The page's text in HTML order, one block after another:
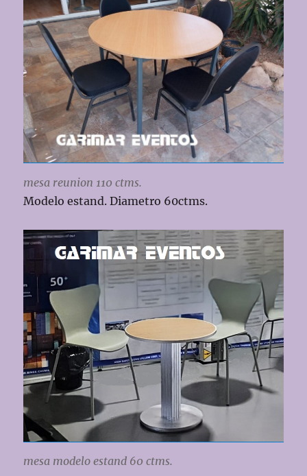
mesa reunion 110 ctms.
Modelo estand. Diametro 60ctms.
mesa modelo estand 60 ctms.